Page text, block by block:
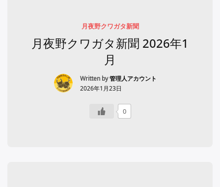
月夜野クワガタ新聞
月夜野クワガタ新聞 2026年1
月
Written by管理人アカウント
2026年1月23日
0